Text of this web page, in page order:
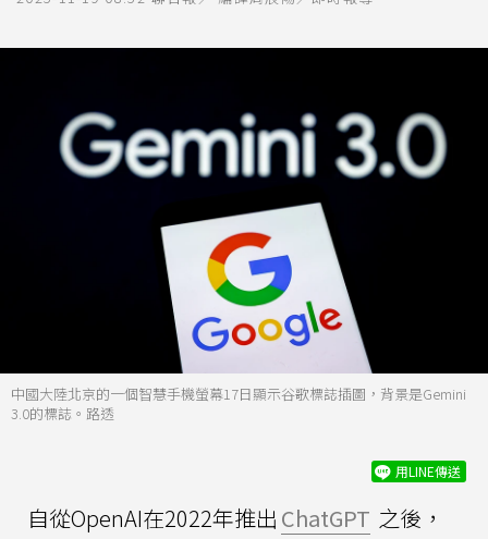
中國大陸北京的一個智慧手機螢幕17日顯示谷歌標誌插圖，背景是Gemini
3.0的標誌。路透
用LINE傳送
自從OpenAI在2022年推出 ChatGPT 之後，